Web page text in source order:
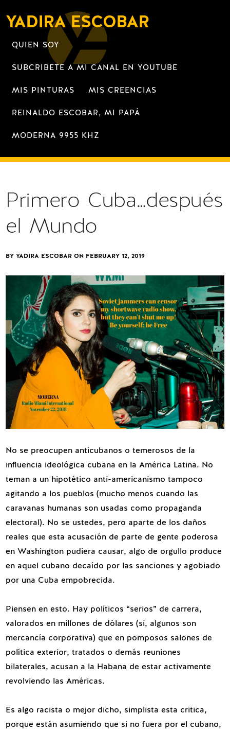
YADIRA ESCOBAR
QUIEN SOY
SUBCRIBETE A MI CANAL EN YOUTUBE
MIS PINTURAS MIS CREENCIAS
REINALDO ESCOBAR, MI PAPÁ
MODERNA 9955 KHZ
Primero Cuba…después
el Mundo
BY YADIRA ESCOBAR ON FEBRUARY 12, 2019
No se preocupen anticubanos o temerosos de la
influencia ideológica cubana en la América Latina. No
teman a un hipotético anti-americanismo tampoco
agitando a los pueblos (mucho menos cuando las
caravanas humanas son usadas como propaganda
electoral). No se ustedes, pero aparte de los daños
reales que esta acusación de parte de gente poderosa
en Washington pudiera causar, algo de orgullo produce
en aquel cubano decaído por las sanciones y agobiado
por una Cuba empobrecida.
Piensen en esto. Hay políticos “serios” de carrera,
valorados en millones de dólares (si, algunos son
mercancía corporativa) que en pomposos salones de
política exterior, tratados o demás reuniones
bilaterales, acusan a la Habana de estar activamente
revolviendo las Américas.
Es algo racista o mejor dicho, simplista esta critica,
porque están asumiendo que si no fuera por el cubano,